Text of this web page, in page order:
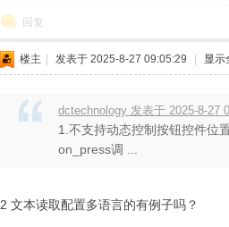
回复
楼主 发表于 2025-8-27 09:05:29 显示
dctechnology 发表于 2025-8-27
1.不支持动态控制按钮控件位
on_press调 ...
2 文本读取配置多语言的有例子吗？